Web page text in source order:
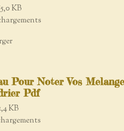
KB
Pour Noter Vos
Pdf
KB